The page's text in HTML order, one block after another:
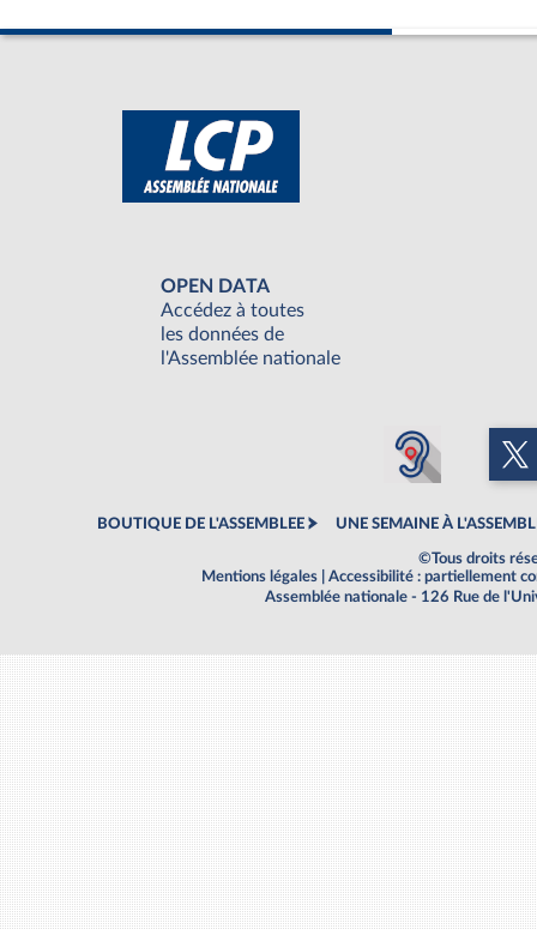
OPEN DATA
Accédez à toutes
les données de
l'Assemblée nationale
BOUTIQUE DE L'ASSEMBLEE UNE SEMAINE À
©Tous droits
Mentions légales
Accessibilité : partiellement
Assemblée nationale - 126 Rue de